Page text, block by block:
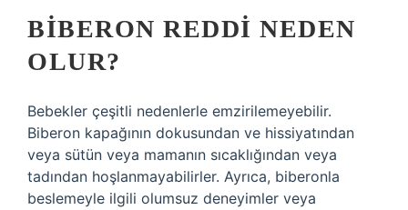
BIBERON REDDI NEDEN
OLUR?
Bebekler çeşitli nedenlerle emzirilemeyebilir.
Biberon kapağının dokusundan ve hissiyatından
veya sütün veya mamanın sıcaklığından veya
tadından hoşlanmayabilirler. Ayrıca, biberonla
beslemeyle ilgili olumsuz deneyimler veya